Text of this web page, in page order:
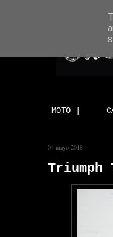
MOTO |
04 mayo 2018
Triumph